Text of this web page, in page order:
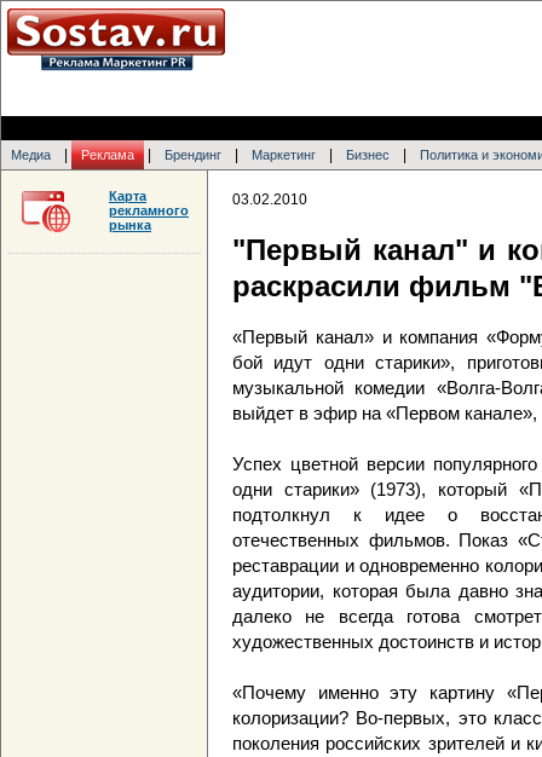
Медиа Реклама Брендинг Маркетинг Бизнес Политика и
03.02.2010
"Первый канал" и
раскрасили фильм
«Первый канал» и компания
бой идут одни старики»,
музыкальной комедии «Волга-
выйдет в эфир на «Первом
Успех цветной версии
одни старики» (1973), который
подтолкнул к идее о
отечественных фильмов. Показ
реставрации и одновременно
аудитории, которая была давно
далеко не всегда готова
художественных достоинств и
«Почему именно эту картину
колоризации? Во-первых, это
поколения российских зрителей и
Карта
рекламного
рынка